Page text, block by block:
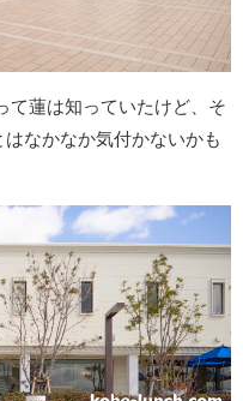
て蓮は知っていたけど、そ
なかなか気付かないかも